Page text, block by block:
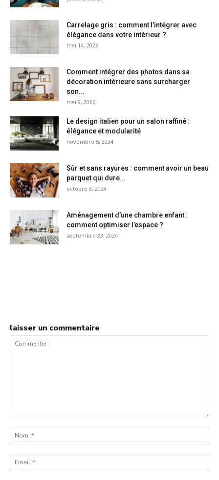
Carrelage gris : comment l’intégrer avec
élégance dans votre intérieur ?
mai 14, 2026
Comment intégrer des photos dans sa
décoration intérieure sans surcharger
son...
mai 9, 2026
Le design italien pour un salon raffiné :
élégance et modularité
novembre 5, 2024
Sûr et sans rayures : comment avoir un beau
parquet qui dure...
octobre 3, 2024
Aménagement d’une chambre enfant :
comment optimiser l’espace ?
septembre 23, 2024
laisser un commentaire
:*
:*